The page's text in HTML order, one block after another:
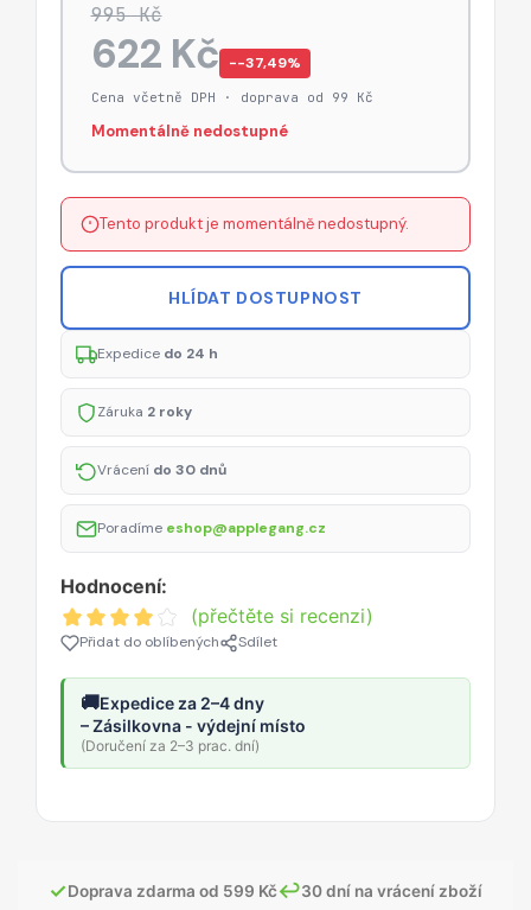
995 Kč
622 Kč −-37,49%
Cena včetně DPH · doprava od 99 Kč
Momentálně nedostupné
Tento produkt je momentálně nedostupný.
HLÍDAT DOSTUPNOST
Expedice do 24 h
Záruka 2 roky
Vrácení do 30 dnů
Poradíme eshop@applegang.cz
Hodnocení:
(přečtěte si recenzi)
Přidat do oblíbených Sdílet
🚚Expedice za 2–4 dny
– Zásilkovna - výdejní místo
(Doručení za 2–3 prac. dní)
✓Doprava zdarma od 599 Kč↩30 dní na vrácení zboží